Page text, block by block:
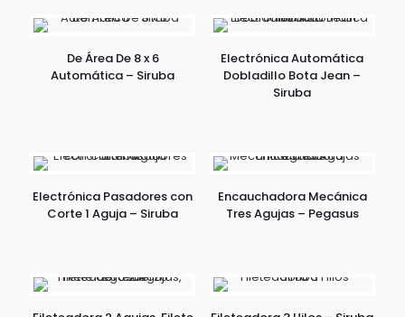
De Área De 8 x 6
Automática – Siruba
Electrónica Automática
Dobladillo Bota Jean –
Siruba
Electrónica Pasadores con
Corte 1 Aguja – Siruba
Encauchadora Mecánica
Tres Agujas – Pegasus